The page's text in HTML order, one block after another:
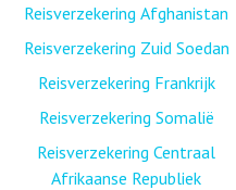
Reisverzekering Afghanistan
Reisverzekering Zuid Soedan
Reisverzekering Frankrijk
Reisverzekering Somalië
Reisverzekering Centraal
Afrikaanse Republiek